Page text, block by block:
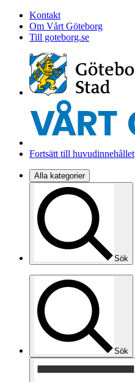
Kontakt
Om Vårt Göteborg
Till goteborg.se
Fortsätt till huvudinnehållet
Alla kategorier
Sök
Sök